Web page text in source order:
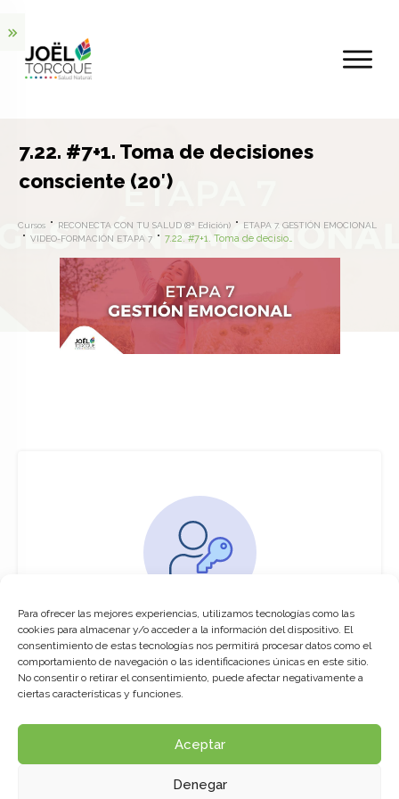
Para ofrecer las mejores experiencias, utilizamos tecnologías como las
cookies para almacenar y/o acceder a la información del dispositivo. El
consentimiento de estas tecnologías nos permitirá procesar datos como el
comportamiento de navegación o las identificaciones únicas en este sitio.
No consentir o retirar el consentimiento, puede afectar negativamente a
ciertas características y funciones.
Aceptar
Denegar
7.22. #7+1. Toma de decisiones
consciente (20′)
Cursos RECONECTA CON TU SALUD (8ª Edición)
ETAPA 7. GESTIÓN EMOCIONAL
VIDEO-FORMACIÓN ETAPA 7
7.22. #7+1. Toma de decisiones consciente (20′)
You must be logged in to access this
course
This course is only available for registered
Click here to login